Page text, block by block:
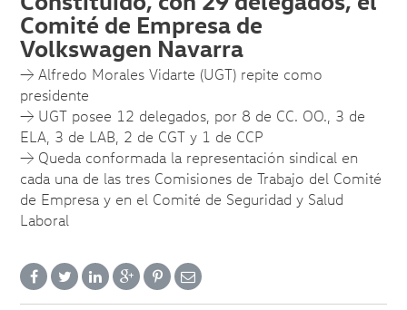
Comité de Empresa de
Volkswagen Navarra
→ Alfredo Morales Vidarte (UGT) repite como
presidente
→ UGT posee 12 delegados, por 8 de CC. OO., 3 de
ELA, 3 de LAB, 2 de CGT y 1 de CCP
→ Queda conformada la representación sindical en
cada una de las tres Comisiones de Trabajo del Comité
de Empresa y en el Comité de Seguridad y Salud
Laboral